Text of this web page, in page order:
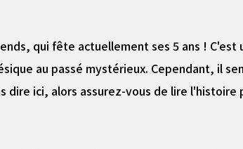
qui fête actuellement ses 5 ans ! C'est
au passé mystérieux. Cependant, il
ici, alors assurez-vous de lire l'histoire